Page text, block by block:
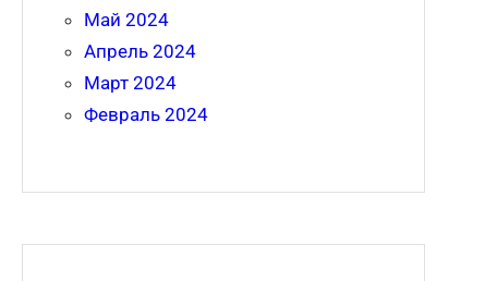
Май 2024
Апрель 2024
Март 2024
Февраль 2024